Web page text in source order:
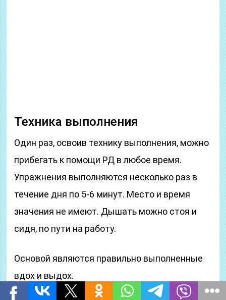
Техника выполнения
Один раз, освоив технику выполнения, можно
прибегать к помощи РД в любое время.
Упражнения выполняются несколько раз в
течение дня по 5-6 минут. Место и время
значения не имеют. Дышать можно стоя и
сидя, по пути на работу.
Основой являются правильно выполненные
вдох и выдох.